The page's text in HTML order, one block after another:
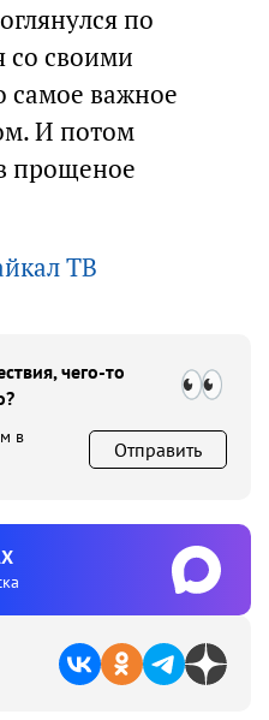
по
со своими
самое важное
И потом
прощеное
ТВ
чего-то
в
Отправить